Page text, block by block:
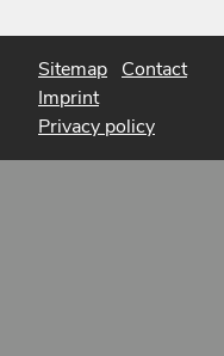
Sitemap Contact
Imprint
Privacy policy